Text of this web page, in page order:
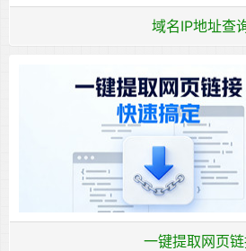
域名IP地址查
一键提取网页